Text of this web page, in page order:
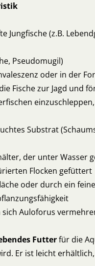
Jungfische (z.B.
Pseudomugil)
oder in der
Fische zur Jagd und
Substrat
der unter Wasser
Flocken gefüttert
oder durch ein
Auloforus
Futterfür die
Er ist leicht